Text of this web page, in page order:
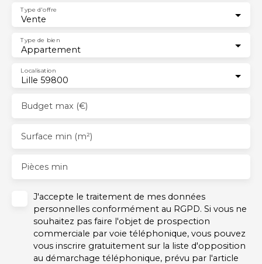
Vente
Type d'offre
Appartement
Type de bien
Lille 59800
Localisation
Budget max (€)
Surface min (m²)
Pièces min
J'accepte le traitement de mes données
personnelles conformément au RGPD. Si vous ne
souhaitez pas faire l'objet de prospection
commerciale par voie téléphonique, vous pouvez
vous inscrire gratuitement sur la liste d'opposition
au démarchage téléphonique, prévu par l'article